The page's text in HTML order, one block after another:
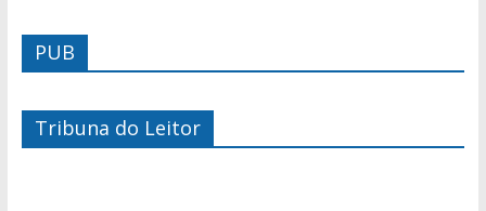
PUB
Tribuna do Leitor